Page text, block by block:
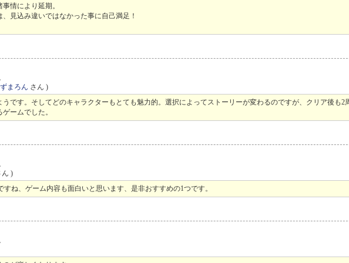
情により延期。
見込み違いではなかった事に自己満足！
まろん さん )
です。そしてどのキャラクターもとても魅力的。選択によってストーリーが変わるのですが、クリア後も2
ームでした。
ん )
ね、ゲーム内容も面白いと思います、是非おすすめの1つです。